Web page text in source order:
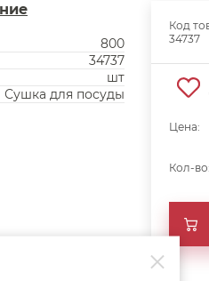
800
34737
шт
Сушка для посуды
Код
34737
Цена:
Кол-во: